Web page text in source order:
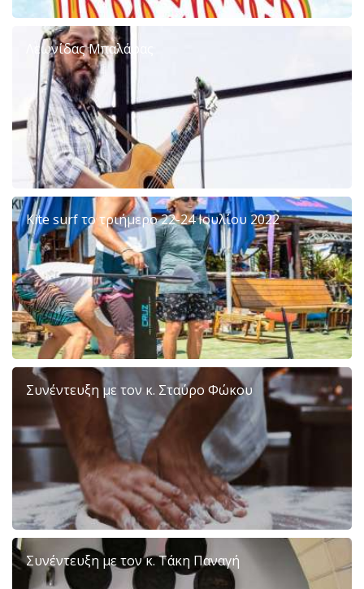
Λεωνίδας Μπαλάφας
Kite surf το τριήμερο 22-24 Ιουλίου 2022
Συνέντευξη με τον κ. Σταύρο Φώκου
Συνέντευξη με τον κ. Τάκη Παναγή